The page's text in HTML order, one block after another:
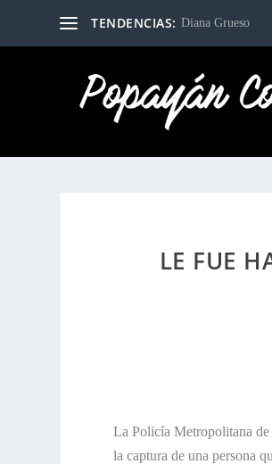
TENDENCIAS: Diana Grueso
LE FUE
La Policía Metropolitana
la captura de una persona